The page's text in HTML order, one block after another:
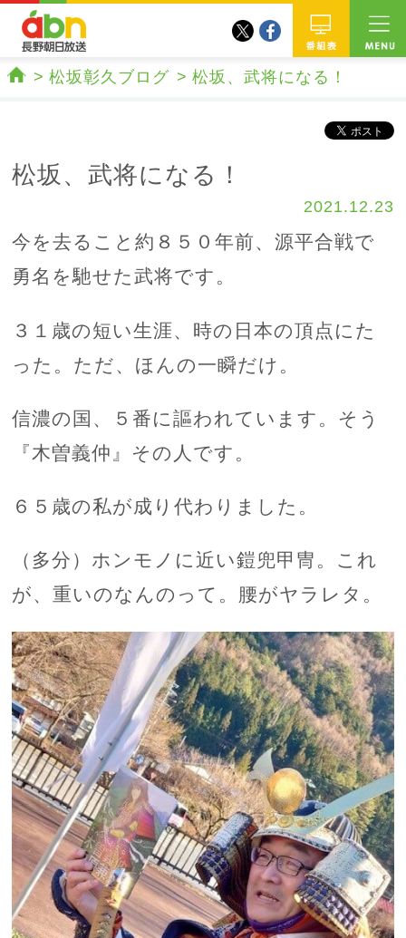
twitterfacebook
松坂彰久ブログ 松坂、武将になる！
松坂、武将になる！
2021.12.23
今を去ること約８５０年前、源平合戦で
勇名を馳せた武将です。
３１歳の短い生涯、時の日本の頂点にた
った。ただ、ほんの一瞬だけ。
信濃の国、５番に謳われています。そう
『木曽義仲』その人です。
６５歳の私が成り代わりました。
（多分）ホンモノに近い鎧兜甲冑。これ
が、重いのなんのって。腰がヤラレタ。